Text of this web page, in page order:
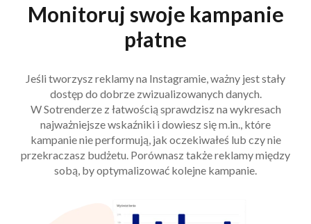
Monitoruj swoje kampanie
płatne
Jeśli tworzysz reklamy na Instagramie, ważny jest stały
dostęp do dobrze zwizualizowanych danych.
W Sotrenderze z łatwością sprawdzisz na wykresach
najważniejsze wskaźniki i dowiesz się m.in., które
kampanie nie performują, jak oczekiwałeś lub czy nie
przekraczasz budżetu. Porównasz także reklamy między
sobą, by optymalizować kolejne kampanie.